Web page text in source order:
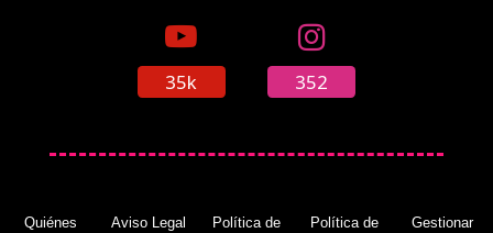
35k 352
Quiénes
Aviso Legal
Política de
Política de
Gestionar